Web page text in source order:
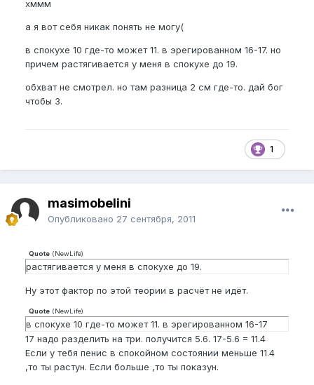
хммм
а я вот себя никак понять не могу(
в спокухе 10 где-то может 11. в эрегированном 16-17. но
причем растягивается у меня в спокухе до 19.
обхват не смотрел. но там разница 2 см где-то. дай бог
чтобы 3.
1
masimobelini
Опубликовано 27 сентября, 2011
Quote (NewLife)
растягивается у меня в спокухе до 19.
Ну этот фактор по этой теории в расчёт не идёт.
Quote (NewLife)
в спокухе 10 где-то может 11. в эрегированном 16-17
17 надо разделить на три. получится 5.6. 17-5.6 = 11.4
Если у тебя пенис в спокойном состоянии меньше 11.4
,то ты растун. Если больше ,то ты показун.